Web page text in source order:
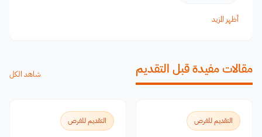
أظهر المزيد
مقالات مفيدة قبل التقديم شاهد الكل
التقديم للفرص التقديم للفرص